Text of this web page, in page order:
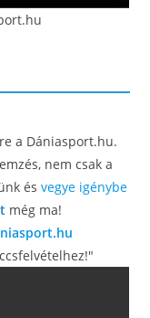
a Dániasport.hu.
nem csak a
és vegye igénybe
még ma!